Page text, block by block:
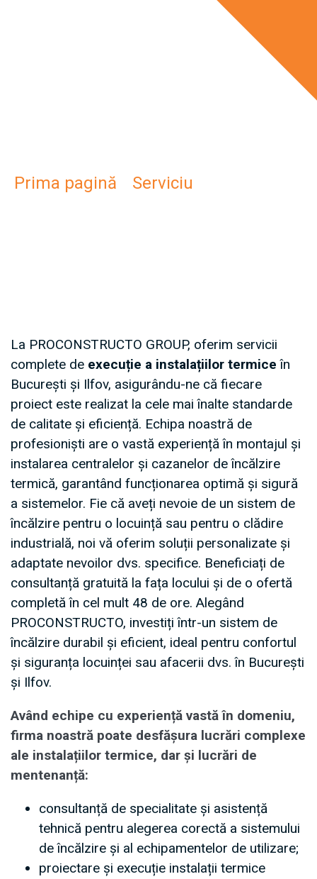
Prima pagină Serviciu
La PROCONSTRUCTO GROUP, oferim servicii
complete de execuție a instalațiilor termice în
București și Ilfov, asigurându-ne că fiecare
proiect este realizat la cele mai înalte standarde
de calitate și eficiență. Echipa noastră de
profesioniști are o vastă experiență în montajul și
instalarea centralelor și cazanelor de încălzire
termică, garantând funcționarea optimă și sigură
a sistemelor. Fie că aveți nevoie de un sistem de
încălzire pentru o locuință sau pentru o clădire
industrială, noi vă oferim soluții personalizate și
adaptate nevoilor dvs. specifice. Beneficiați de
consultanță gratuită la fața locului și de o ofertă
completă în cel mult 48 de ore. Alegând
PROCONSTRUCTO, investiți într-un sistem de
încălzire durabil și eficient, ideal pentru confortul
și siguranța locuinței sau afacerii dvs. în București
și Ilfov.
Având echipe cu experiență vastă în domeniu,
firma noastră poate desfășura lucrări complexe
ale instalațiilor termice, dar și lucrări de
mentenanță:
consultanță de specialitate și asistență
tehnică pentru alegerea corectă a sistemului
de încălzire și al echipamentelor de utilizare;
proiectare și execuție instalații termice